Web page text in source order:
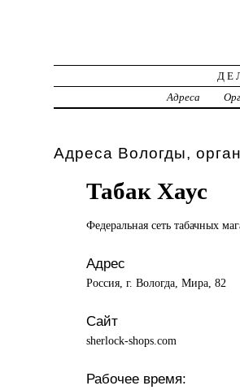
Адреса
Адреса Вологды,
Табак Хаус
Федеральная сеть табачных
Адрес
Россия, г. Вологда, Мира, 82
Сайт
sherlock-shops.com
Рабочее время: